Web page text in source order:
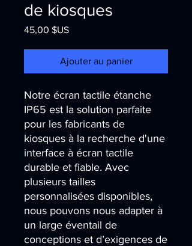
de kiosques
45,00 $USPrix
Ajouter au panier
Notre écran tactile étanche
IP65 est la solution parfaite
pour les fabricants de
kiosques à la recherche d'une
interface à écran tactile
durable et fiable. Avec
plusieurs tailles
personnalisées disponibles,
nous pouvons nous adapter à
un large éventail de
conceptions et d’exigences de